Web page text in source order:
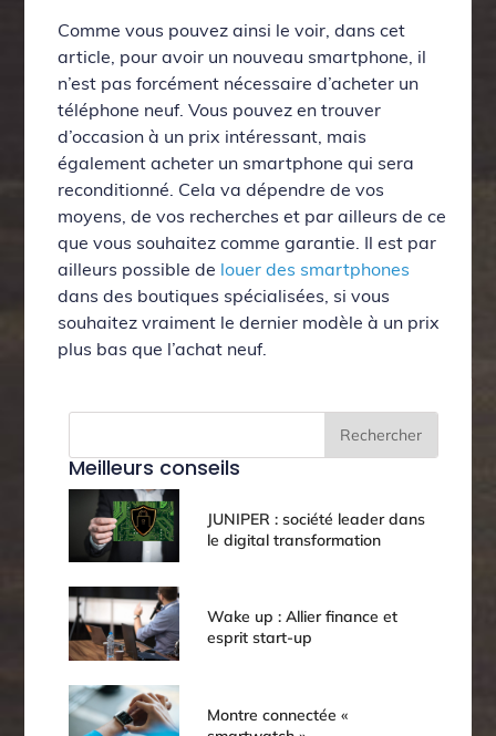
Comme vous pouvez ainsi le voir, dans cet
article, pour avoir un nouveau smartphone, il
n’est pas forcément nécessaire d’acheter un
téléphone neuf. Vous pouvez en trouver
d’occasion à un prix intéressant, mais
également acheter un smartphone qui sera
reconditionné. Cela va dépendre de vos
moyens, de vos recherches et par ailleurs de ce
que vous souhaitez comme garantie. Il est par
ailleurs possible de louer des smartphones
dans des boutiques spécialisées, si vous
souhaitez vraiment le dernier modèle à un prix
plus bas que l’achat neuf.
Rechercher
Meilleurs conseils
JUNIPER : société leader dans
le digital transformation
Wake up : Allier finance et
esprit start-up
Montre connectée «